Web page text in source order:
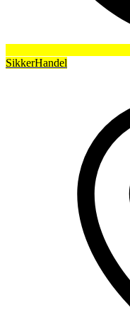
SikkerHandel